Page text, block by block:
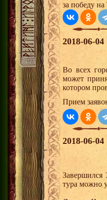
за победу
2018-06-
Во всех
может
котором
Прием
2018-06-
тура можно